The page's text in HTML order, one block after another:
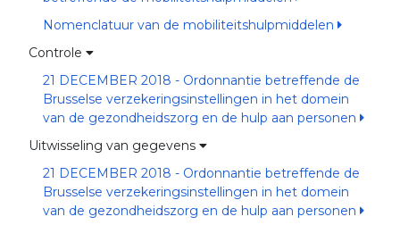
Nomenclatuur van de mobiliteitshulpmiddelen
Controle
21 DECEMBER 2018 - Ordonnantie betreffende de
Brusselse verzekeringsinstellingen in het domein
van de gezondheidszorg en de hulp aan personen
Uitwisseling van gegevens
21 DECEMBER 2018 - Ordonnantie betreffende de
Brusselse verzekeringsinstellingen in het domein
van de gezondheidszorg en de hulp aan personen